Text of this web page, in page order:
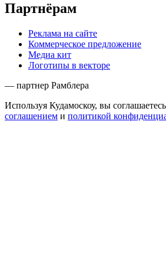
Партнёрам
Реклама на сайте
Коммерческое предложение
Медиа кит
Логотипы в векторе
— партнер Рамблера
Используя Кудамоскоу, вы
соглашением и политикой